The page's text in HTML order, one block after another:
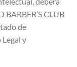
CLUB
de
y